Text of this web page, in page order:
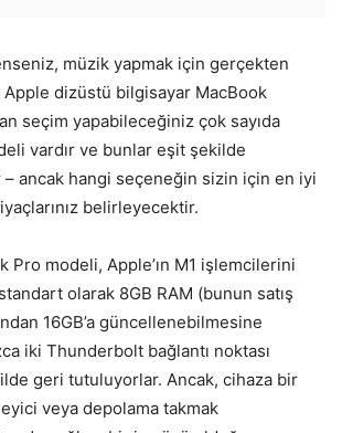
müzik yapmak için gerçekten
dizüstü bilgisayar MacBook
seçim yapabileceğiniz çok sayıda
vardır ve bunlar eşit şekilde
– ancak hangi seçeneğin sizin için en iyi
belirleyecektir.
Pro modeli, Apple’ın M1 işlemcilerini
olarak 8GB RAM (bunun satış
16GB’a güncellenebilmesine
iki Thunderbolt bağlantı noktası
geri tutuluyorlar. Ancak, cihaza bir
veya depolama takmak